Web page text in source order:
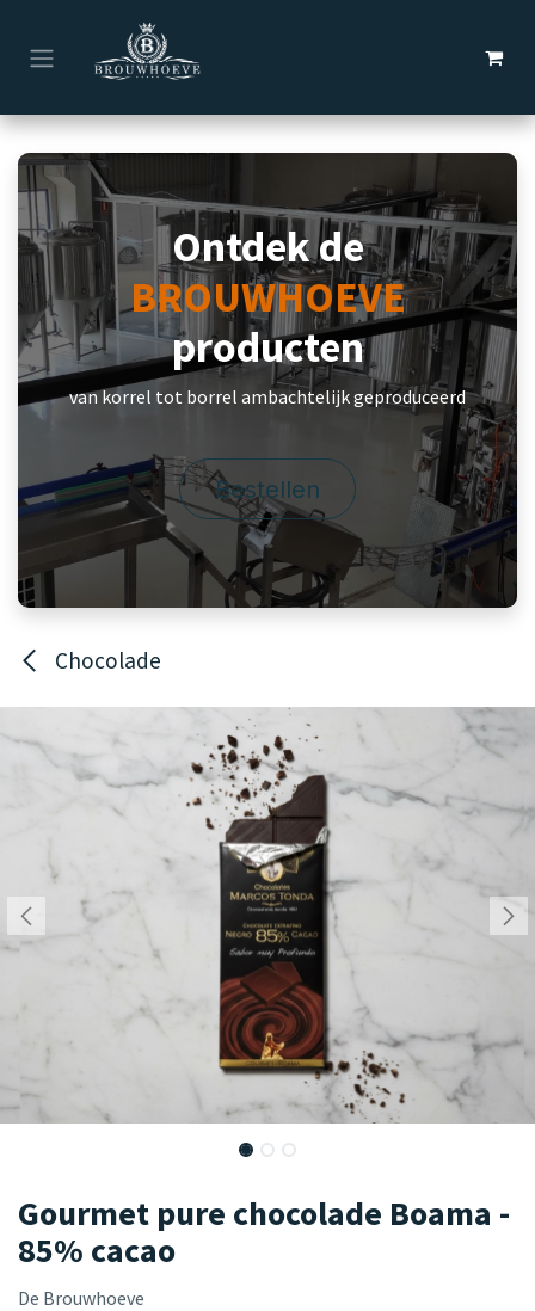
Overslaan naar inhoud
Ontdek de
BROUWHOEVE
producten
van korrel tot borrel ambachtelijk geproduceerd
Bestellen
Chocolade
Gourmet pure chocolade Boama -
85% cacao
De Brouwhoeve